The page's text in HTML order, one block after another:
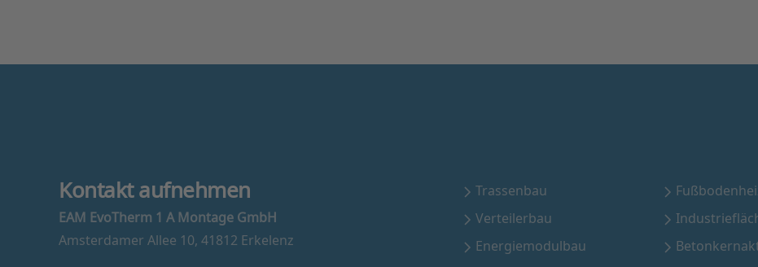
Kontakt aufnehmen
EAM EvoTherm 1 A Montage GmbH
Amsterdamer Allee 10, 41812 Erkelenz
Trassenbau
Verteilerbau
Energiemodulbau